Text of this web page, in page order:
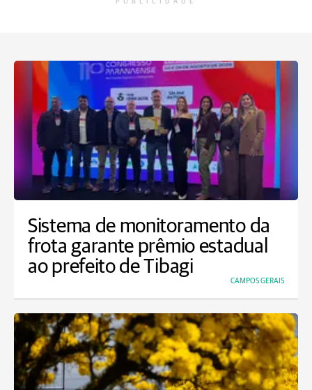
PUBLICIDADE
Sistema de monitoramento da
frota garante prêmio estadual
ao prefeito de Tibagi
CAMPOS GERAIS